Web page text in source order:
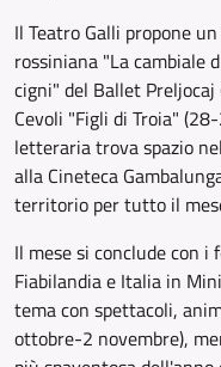
Il Teatro Galli propone
rossiniana "La cambiale
cigni" del Ballet
Cevoli "Figli di Troia"
letteraria trova spazio
alla Cineteca
territorio per tutto il
Il mese si conclude con
Fiabilandia e Italia in
tema con spettacoli,
ottobre-2 novembre),